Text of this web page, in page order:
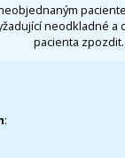
neodkladné
pacienta zpozdit.
: